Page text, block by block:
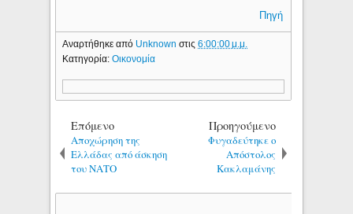
Πηγή
Αναρτήθηκε από Unknownστις6:00:00 μ.μ.
Κατηγορία:Οικονομία
Επόμενο
Αποχώρηση της
Ελλάδας από άσκηση
του ΝΑΤΟ
Προηγούμενο
Φυγαδεύτηκε ο
Απόστολος
Κακλαμάνης